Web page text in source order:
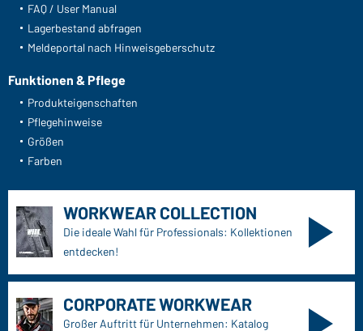
FAQ / User Manual
Lagerbestand abfragen
Meldeportal nach Hinweisgeberschutz
Funktionen & Pflege
Produkteigenschaften
Pflegehinweise
Größen
Farben
WORKWEAR COLLECTION
Die ideale Wahl für Professionals: Kollektionen
entdecken!
CORPORATE WORKWEAR
Großer Auftritt für Unternehmen: Katalog